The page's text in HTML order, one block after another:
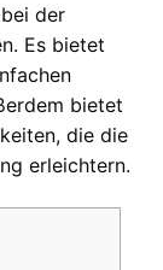
der
Es bietet
bietet
die die
erleichtern.